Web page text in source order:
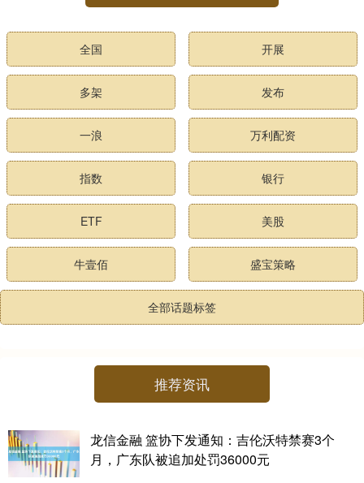
全国 开展
多架 发布
一浪 万利配资
指数 银行
ETF 美股
牛壹佰 盛宝策略
全部话题标签
推荐资讯
龙信金融 篮协下发通知：吉伦沃特禁赛3个
月，广东队被追加处罚36000元